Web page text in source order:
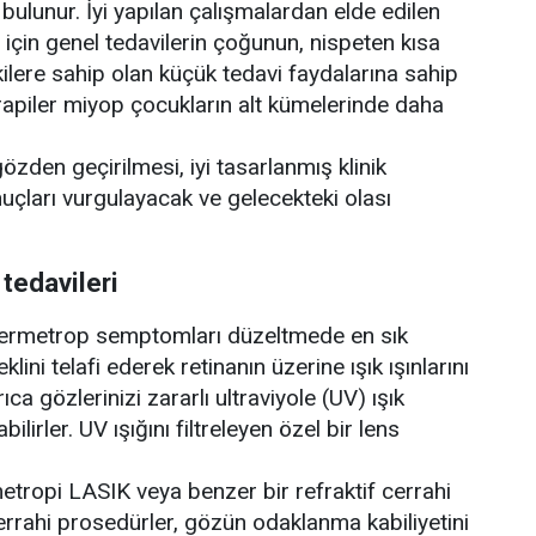
İyi yapılan çalışmalardan elde edilen
genel tedavilerin çoğunun, nispeten kısa
sahip olan küçük tedavi faydalarına sahip
miyop çocukların alt kümelerinde daha
geçirilmesi, iyi tasarlanmış klinik
vurgulayacak ve gelecekteki olası
semptomları düzeltmede en sık
telafi ederek retinanın üzerine ışık ışınlarını
gözlerinizi zararlı ultraviyole (UV) ışık
UV ışığını filtreleyen özel bir lens
LASIK veya benzer bir refraktif cerrahi
prosedürler, gözün odaklanma kabiliyetini